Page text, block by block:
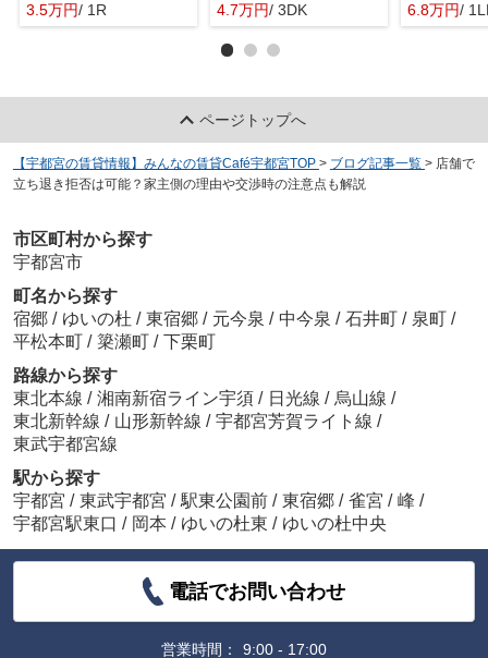
3.5万円/ 1R
4.7万円/ 3DK
6.8万円/
ページトップへ
【宇都宮の賃貸情報】みんなの賃貸Café宇都宮TOP > ブログ記事一覧 > 店舗で
立ち退き拒否は可能？家主側の理由や交渉時の注意点も解説
市区町村から探す
宇都宮市
町名から探す
宿郷 / ゆいの杜 / 東宿郷 / 元今泉 / 中今泉 / 石井町 / 泉町 /
平松本町 / 簗瀬町 / 下栗町
路線から探す
東北本線 / 湘南新宿ライン宇須 / 日光線 / 烏山線 /
東北新幹線 / 山形新幹線 / 宇都宮芳賀ライト線 /
東武宇都宮線
駅から探す
宇都宮 / 東武宇都宮 / 駅東公園前 / 東宿郷 / 雀宮 / 峰 /
宇都宮駅東口 / 岡本 / ゆいの杜東 / ゆいの杜中央
電話でお問い合わせ
営業時間：
9:00 - 17:00